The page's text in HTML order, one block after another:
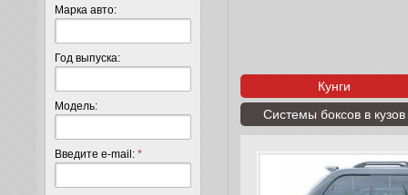
Кунги
Системы боксов в кузов
Марка авто:
Год выпуска:
Модель:
Введите e-mail: *